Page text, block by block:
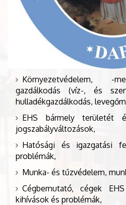
Környezetvédelem,
gazdálkodás (víz-, és
hulladékgazdálkodás,
EHS bármely területét
jogszabályváltozások,
Hatósági és igazgatási
problémák,
Munka- és tűzvédelem,
Cégbemutató, cégek
kihívások és problémák,